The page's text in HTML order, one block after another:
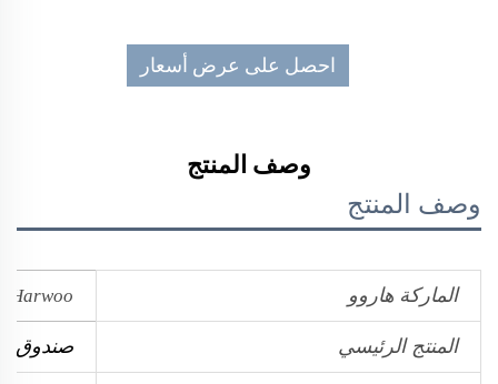
احصل على عرض أسعار
وصف المنتج
وصف المنتج
الماركة هاروو Harwoo
المنتج الرئيسي صندوق